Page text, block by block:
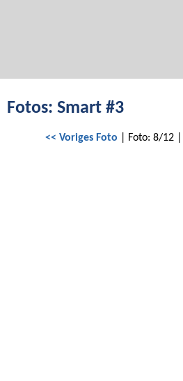
Fotos: Smart #3
<< Voriges Foto | Foto: 8/12 |